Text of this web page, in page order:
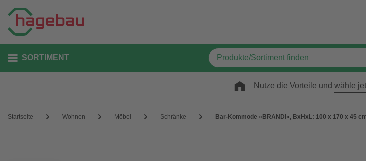
SORTIMENT
Nutze die Vorteile und wähle
Startseite Wohnen Möbel Schränke Bar-Kommode »BRANDI«, BxHxL: 100 x 170 x 45